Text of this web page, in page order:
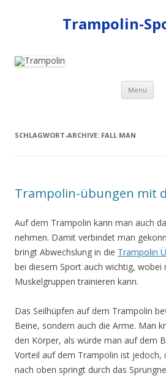
Trampolin-
Menü Zum
SCHLAGWORT-ARCHIVE: FALL MAN
Trampolin-übungen mit
Auf dem Trampolin kann man auch
nehmen. Damit verbindet man
bringt Abwechslung in die Trampolin
bei diesem Sport auch wichtig, wobei
Muskelgruppen trainieren kann.
Das Seilhüpfen auf dem Trampolin
Beine, sondern auch die Arme. Man
den Körper, als würde man auf dem
Vorteil auf dem Trampolin ist jedoch,
nach oben springt durch das